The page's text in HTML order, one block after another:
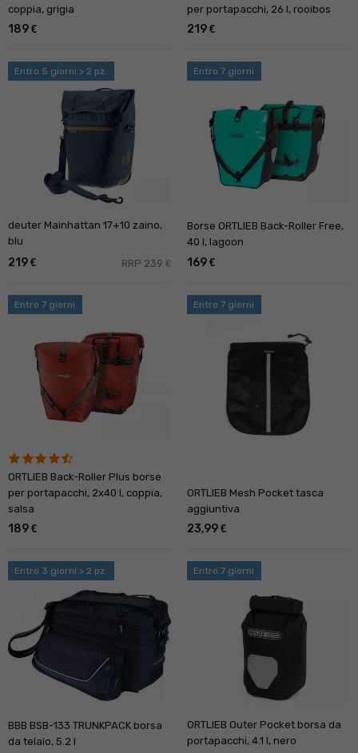
coppia, grigia
189 €
per portapacchi, 26 l, rooibos
219 €
Entro 5 giorni > 2 pz.
deuter Mainhattan 17+10 zaino,
blu
219 € RRP 239 €
Entro 7 giorni
Borse ORTLIEB Back-Roller Free,
40 l, lagoon
169 €
Entro 7 giorni
ORTLIEB Back-Roller Plus borse
per portapacchi, 2x40 l, coppia,
salsa
189 €
Entro 7 giorni
ORTLIEB Mesh Pocket tasca
aggiuntiva
23,99 €
Entro 3 giorni > 2 pz.
BBB BSB-133 TRUNKPACK borsa
da telaio, 5.2 l
Entro 7 giorni
ORTLIEB Outer Pocket borsa da
portapacchi, 4.1 l, nero